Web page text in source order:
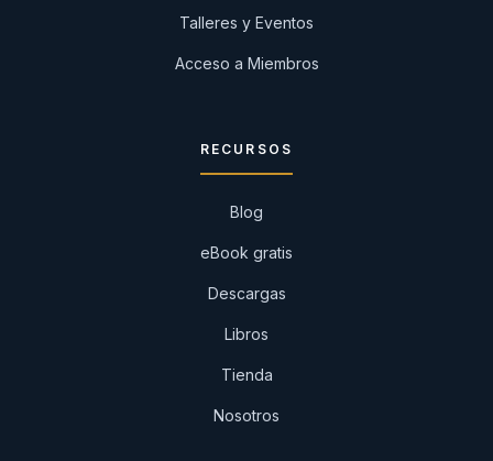
Talleres y Eventos
Acceso a Miembros
RECURSOS
Blog
eBook gratis
Descargas
Libros
Tienda
Nosotros